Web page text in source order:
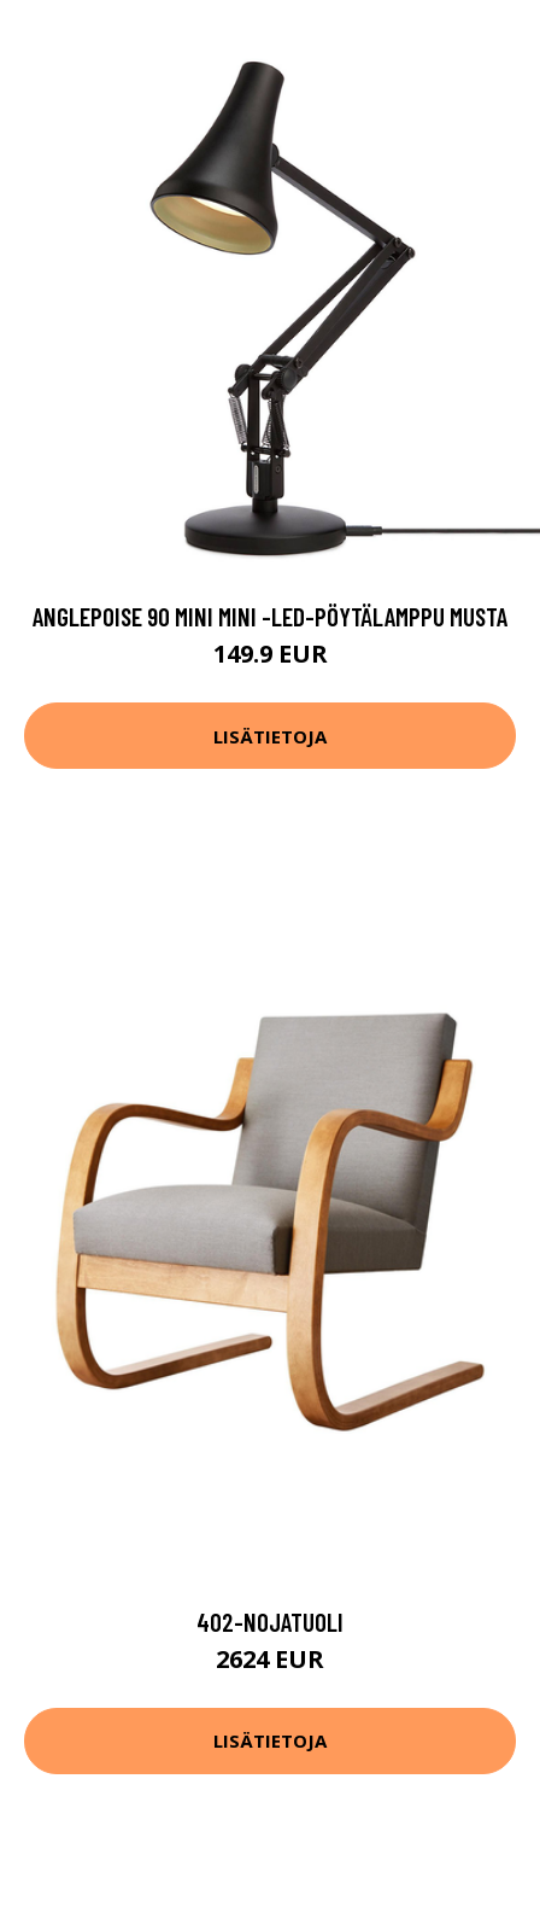
ANGLEPOISE 90 MINI MINI -LED-PÖYTÄLAMPPU MUSTA
149.9 EUR
LISÄTIETOJA
402-NOJATUOLI
2624 EUR
LISÄTIETOJA